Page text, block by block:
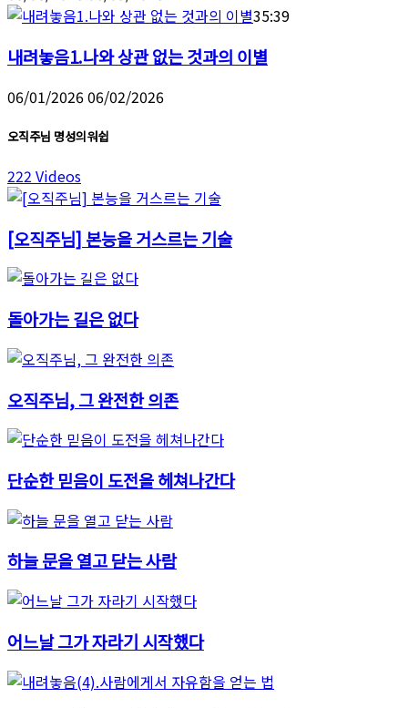
35:39
내려놓음1.나와 상관 없는 것과의 이별
06/01/202606/02/2026
오직주님 명성의워쉽
222 Videos
[오직주님] 본능을 거스르는 기술
돌아가는 길은 없다
오직주님, 그 완전한 의존
단순한 믿음이 도전을 헤쳐나간다
하늘 문을 열고 닫는 사람
어느날 그가 자라기 시작했다